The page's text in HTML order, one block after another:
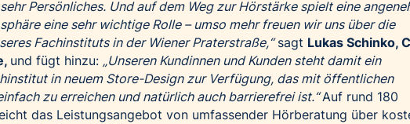
Persönliches. Und auf dem Weg zur Hörstärke spielt eine
eine sehr wichtige Rolle – umso mehr freuen wir uns überdie
Fachinstituts in der Wiener Praterstraße,“sagt Lukas Schinko,
und fügt hinzu: „Unseren Kundinnen und Kunden steht damit ein
in neuem Store-Design zur Verfügung, das mit öffentlichen
zu erreichen und natürlich auch barrierefrei ist.“Auf rund 180
das Leistungsangebot von umfassender Hörberatung über